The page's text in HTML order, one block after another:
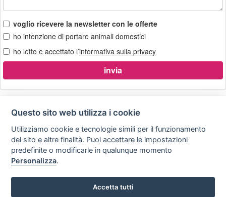
voglio ricevere la newsletter con le offerte
ho intenzione di portare animali domestici
ho letto e accettato l’informativa sulla privacy
Privacy
policy
Avviso
legale
Scrivici
Copyright © 2008
Questo sito web utilizza i cookie
Utilizziamo cookie e tecnologie simili per il funzionamento
del sito e altre finalità. Puoi accettare le impostazioni
predefinite o modificarle in qualunque momento
Personalizza.
Accetta tutti